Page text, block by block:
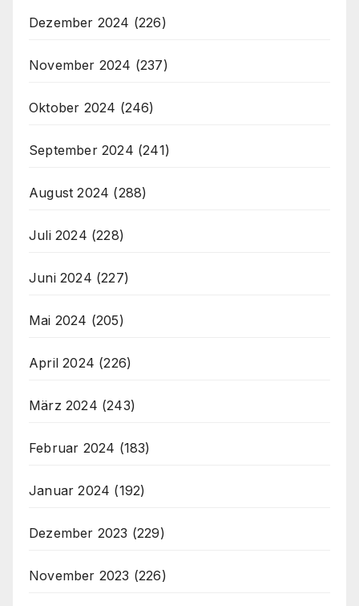
Dezember 2024 (226)
November 2024 (237)
Oktober 2024 (246)
September 2024 (241)
August 2024 (288)
Juli 2024 (228)
Juni 2024 (227)
Mai 2024 (205)
April 2024 (226)
März 2024 (243)
Februar 2024 (183)
Januar 2024 (192)
Dezember 2023 (229)
November 2023 (226)